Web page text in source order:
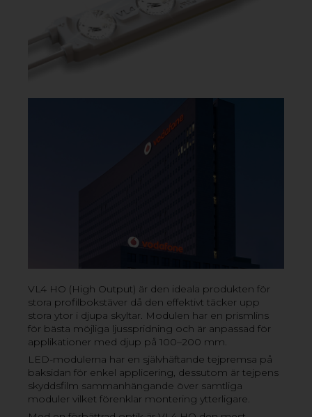
VL4 HO (High Output) är den ideala produkten för
stora profilbokstäver då den effektivt täcker upp
stora ytor i djupa skyltar. Modulen har en prismlins
för bästa möjliga ljusspridning och är anpassad för
applikationer med djup på 100–200 mm.
LED-modulerna har en självhäftande tejpremsa på
baksidan för enkel applicering, dessutom är tejpens
skyddsfilm sammanhängande över samtliga
moduler vilket förenklar montering ytterligare.
PROFILBOKSTÄVER
Brett sortiment av LED-belysning särskilt framtagen för
belysning av både grunda och djupa profilbokstäver.
Finns både som LED-strip och i enskilda LED-moduler
med olika slags kvaliteter och egenskaper.